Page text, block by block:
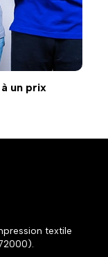
un prix
textile